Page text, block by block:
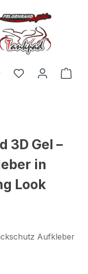
Du hast 0
3D Gel –
in
Look